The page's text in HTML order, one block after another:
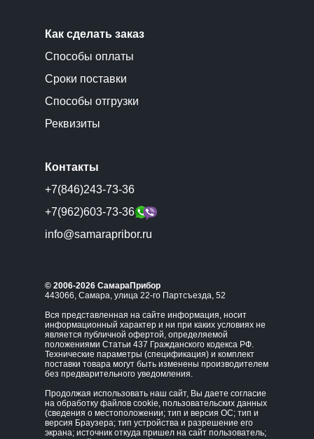
Как сделать заказ
Способы оплаты
Сроки поставки
Способы отгрузки
Реквизиты
Контакты
+7(846)243-73-36
+7(962)603-73-36
info@samarapribor.ru
© 2006-2026 СамараПрибор
443066, Самара, улица 22-го Партсъезда, 52
Вся представленная на сайте информация, носит
информационный характер и ни при каких условиях не
является публичной офертой, определяемой
положениями Статьи 437 Гражданского кодекса РФ.
Технические параметры (спецификация) и комплект
поставки товара могут быть изменены производителем
без предварительного уведомления.
Продолжая использовать наш сайт, Вы даете согласие
на обработку файлов cookie, пользовательских данных
(сведения о местоположении; тип и версия ОС; тип и
версия Браузера; тип устройства и разрешение его
экрана; источник откуда пришел на сайт пользователь;